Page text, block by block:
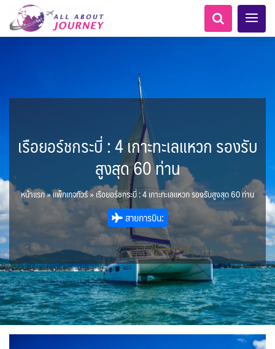
LKA ศรีลังกา + BGD บังคลา
เอเชียกลาง 6
0 BTN ภูฏาน
BRN บรูไน 0 KHM กัมพูชา 0
จีน HKG ฮ่องกง - มาเก๊า 10
IND อินเดีย IDN อินโดนีเซีย
IRN อิหร่าน IRQ อิรัก 0
ISR อิสราเอล 0
JPN ญี่ปุ่น 71 JOR จอร์แดน 4
KAZ คาซัคสถาน 19 KORS เกาหลีใต้ 2
KGZ คีร์กีซสถาน 4 LAO ลาว 0
Balkan บอลข่าน 1
สวิตเซอร์แลนด์ เยอรมนี
ฝรั่งเศส
1
1 แอลเบเนีย - Albania 0
ล่าแสงเหนือ-ใต้ 11 Baltic บอลติก
ยุโรปตะวันออก ยุโรปราคาถูก
ออสเตรีย - Austria
AZE อาเซอร์ไบจาน 2 BIH บอสเนีย & เฮอร์เซโกวีนา
1
BLR เบลารุส 0 BEL เบลเยี่ยม 0
HRV โครเอเชีย 3 CYP ไซปรัส 0
DNK เดนมาร์ก
อเมริกาใต้ 8 อเมริกากลาง 1
ARG อาร์เจนตินา
CAN แคนาดา
CHL ชิลี 3 ECU เอกวาดอร์ 0
PER เปรู 2 USA สหรัฐอเมริกา 6
บราซิล เปรู
เม็กซิโก คิวบา 1 อเมริกา แคนาดา 1
ทัวร์ ล่องเรือสำราญยุโรป 5 ทัวร์ ล่องเรือสำราญอลาสก้า
1
ทัวร์ ล่องเรือสำราญอเมริกา
1
ทัวร์ ล่องเรือสำราญเอเชีย
ทัวร์ ล่องเรือสำราญประเท
ศอื่นๆ
5
ขั้วโลกใต้ 2 เคนย่า - Kenya 2
แอฟริกาใต้ - South Africa
3
เกาะโบราโบร่า - Bora Bora
แทนซาเนีย - Tanzania
โมร็อคโค - Morocco 6 นามิเบีย - Namibia
นิวซีแลนด์ - New Zealand
11
ไมโครนีเซีย - Micronesia 1 ขั้วโลกเหนือ 3
ตูนีเซีย - Tunisia 1 แอลจีเรีย - Algeria 0
ออสเตรเลีย - Australia 18
ทัวร์ อันซีน ประเทศแปลก 32 ลิเบีย - Libya 1
ล่องเรือดินเนอร์ วันวาเลนไทน์ ล่องเรือดินเนอร์วันลอยกระทง
18
ล่องเรือดินเนอร์วันปีใหม่ 19 เรือรอบกลางวัน กทม.
ล่องเรือดินเนอร์แม่น้ำ
าพระยา
ล่องเรือโปรแกรมอยุธยา 9
ล่องเรือ รอบ Sunset 14
ล่องเรือเหมาลำ / เหมาชั้น /
อยอร์ช / Speed Boat ส่วนตัวทั่ว
ะเทศ
เรือยอร์ช / Speed Boat ฯลฯ
บ Join ทั่วประเทศ
72
บุฟเฟต์โรงแรม/ร้านอาหาร
บุฟเฟต์ใบหยก 7 ไทยบัสฟู้ดทัวร์ 1
ตั๋วเรือ Hop-on Hop-off 0
0 แต่งชุดไทยถ่ายรูปวัดอรุณฯ
พิเศษ! ล่องเรือเทศกาลชมพลุ
ยา
3
ข่าวที่น่าสนใจ
ความรู้ทั่วไป
สถานที่ท่องเที่ยว
เรือยอร์ชกระบี่ : 4 เกาะทะเลแหวก รองรับ
สูงสุด 60 ท่าน
หน้าแรก»แพ็กเกจทัวร์»เรือยอร์ชกระบี่ : 4 เกาะทะเลแหวก รองรับสูงสุด 60 ท่าน
สายการบิน: